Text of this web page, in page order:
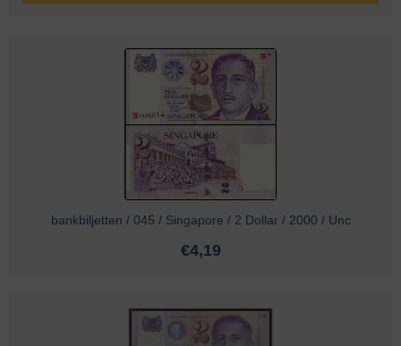
bankbiljetten / 045 / Singapore / 2 Dollar / 2000 / Unc
€4,19